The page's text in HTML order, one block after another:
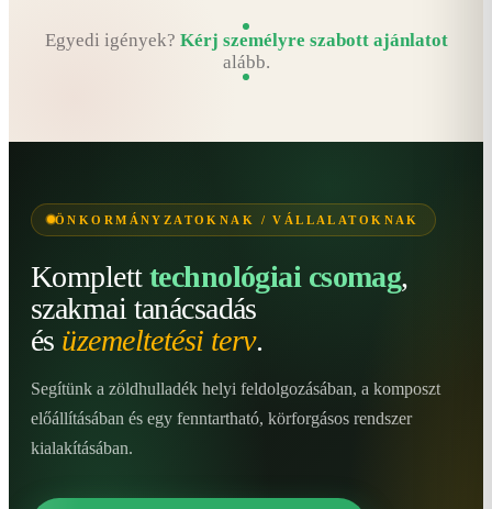
Egyedi igények? Kérj személyre szabott ajánlatot
alább.
ÖNKORMÁNYZATOKNAK / VÁLLALATOKNAK
Kompletttechnológiai csomag,
szakmai tanácsadás
és üzemeltetési terv.
Segítünk a zöldhulladék helyi feldolgozásában, a komposzt
előállításában és egy fenntartható, körforgásos rendszer
kialakításában.